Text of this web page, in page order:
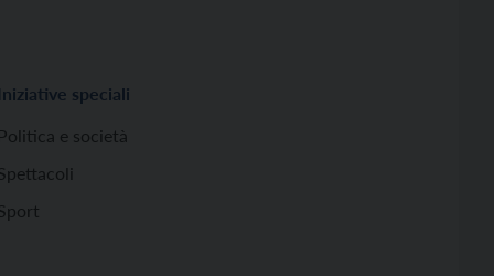
Iniziative speciali
Politica e società